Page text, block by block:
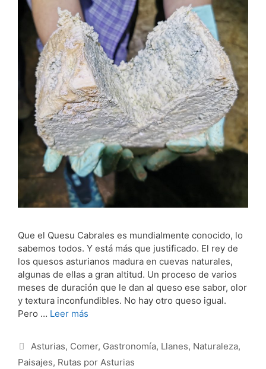
Que el Quesu Cabrales es mundialmente conocido, lo
sabemos todos. Y está más que justificado. El rey de
los quesos asturianos madura en cuevas naturales,
algunas de ellas a gran altitud. Un proceso de varios
meses de duración que le dan al queso ese sabor, olor
y textura inconfundibles. No hay otro queso igual.
Pero … Leer más
Categorías
Asturias, Comer, Gastronomía, Llanes, Naturaleza,
Paisajes, Rutas por Asturias